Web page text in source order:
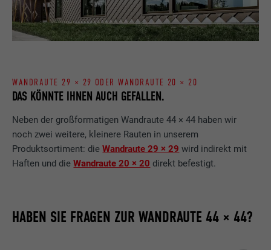
DAS KÖNNTE IHNEN AUCH GEFALLEN.
WANDRAUTE 29 × 29 ODER WANDRAUTE 20 × 20
Neben der großformatigen Wandraute 44 × 44 haben wir
noch zwei weitere, kleinere Rauten in unserem
Produktsortiment: dieWandraute 29 × 29 wird indirekt mit
Haften und dieWandraute 20 × 20 direkt befestigt.
HABEN SIE FRAGEN ZUR WANDRAUTE 44 × 44?